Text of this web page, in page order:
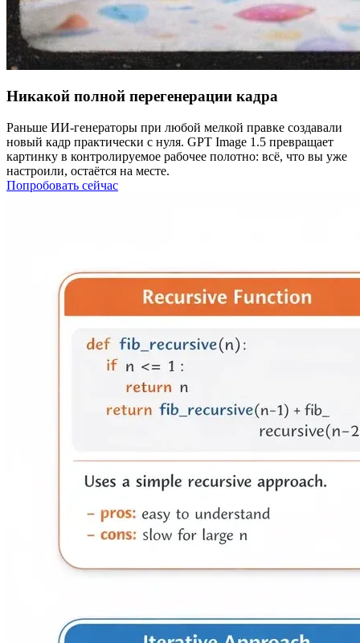
Никакой полной перегенерации кадра
Раньше ИИ‑генераторы при любой мелкой правке создавали
новый кадр практически с нуля. GPT Image 1.5 превращает
картинку в контролируемое рабочее полотно: всё, что вы уже
настроили, остаётся на месте.
Попробовать сейчас